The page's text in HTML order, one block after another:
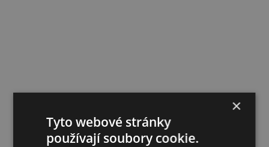
×
Tyto webové stránky
používají soubory cookie.